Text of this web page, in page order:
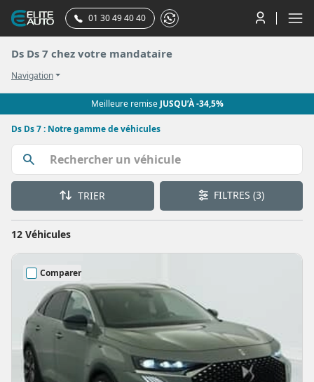
01 30 49 40 40
Ds Ds 7 chez votre mandataire
Navigation
Meilleure remise JUSQU’À -34,5%
Ds Ds 7 : Notre gamme de véhicules
TRIER FILTRES(3)
12 Véhicules
Comparer